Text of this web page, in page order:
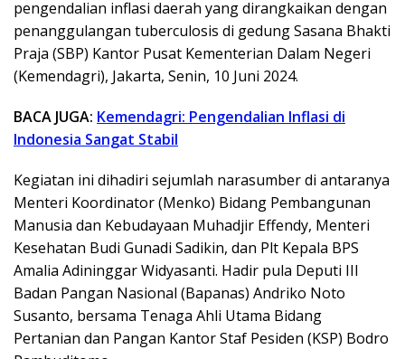
pengendalian inflasi daerah yang dirangkaikan dengan
penanggulangan tuberculosis di gedung Sasana Bhakti
Praja (SBP) Kantor Pusat Kementerian Dalam Negeri
(Kemendagri), Jakarta, Senin, 10 Juni 2024.
BACA JUGA: Kemendagri: Pengendalian Inflasi di
Indonesia Sangat Stabil
Kegiatan ini dihadiri sejumlah narasumber di antaranya
Menteri Koordinator (Menko) Bidang Pembangunan
Manusia dan Kebudayaan Muhadjir Effendy, Menteri
Kesehatan Budi Gunadi Sadikin, dan Plt Kepala BPS
Amalia Adininggar Widyasanti. Hadir pula Deputi III
Badan Pangan Nasional (Bapanas) Andriko Noto
Susanto, bersama Tenaga Ahli Utama Bidang
Pertanian dan Pangan Kantor Staf Pesiden (KSP) Bodro